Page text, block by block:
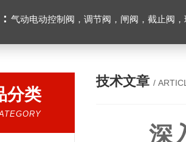
气动电动控制阀，调节阀，闸阀，截止阀，球阀，蝶阀，止回阀，高温高压
分类
技术文章 /
深